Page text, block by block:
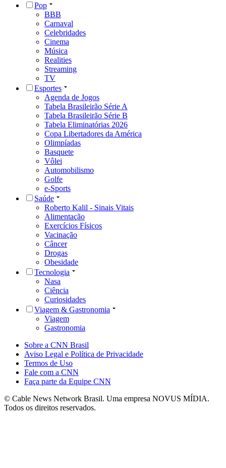
Pop
BBB
Carnaval
Celebridades
Cinema
Música
Realities
Streaming
TV
Esportes
Agenda de Jogos
Tabela Brasileirão Série A
Tabela Brasileirão Série B
Tabela Eliminatórias 2026
Copa Libertadores da América
Olimpíadas
Basquete
Vôlei
Automobilismo
Golfe
e-Sports
Saúde
Roberto Kalil - Sinais Vitais
Alimentação
Exercícios Físicos
Vacinação
Câncer
Drogas
Obesidade
Tecnologia
Nasa
Ciência
Curiosidades
Viagem & Gastronomia
Viagem
Gastronomia
Sobre a CNN Brasil
Aviso Legal e Política de Privacidade
Termos de Uso
Fale com a CNN
Faça parte da Equipe CNN
© Cable News Network Brasil. Uma empresa NOVUS MÍDIA.
Todos os direitos reservados.